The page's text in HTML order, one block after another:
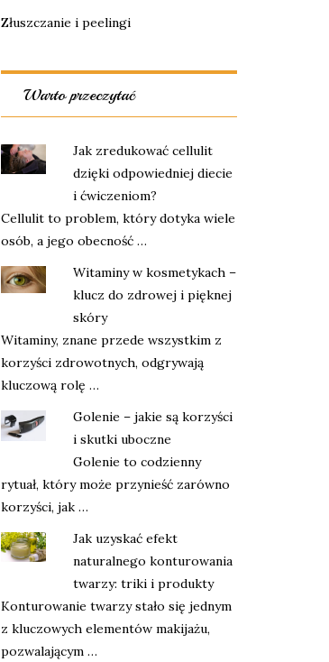
Złuszczanie i peelingi
Warto przeczytać
Jak zredukować cellulit
dzięki odpowiedniej diecie
i ćwiczeniom?
Cellulit to problem, który dotyka wiele
osób, a jego obecność …
Witaminy w kosmetykach –
klucz do zdrowej i pięknej
skóry
Witaminy, znane przede wszystkim z
korzyści zdrowotnych, odgrywają
kluczową rolę …
Golenie – jakie są korzyści
i skutki uboczne
Golenie to codzienny
rytuał, który może przynieść zarówno
korzyści, jak …
Jak uzyskać efekt
naturalnego konturowania
twarzy: triki i produkty
Konturowanie twarzy stało się jednym
z kluczowych elementów makijażu,
pozwalającym …